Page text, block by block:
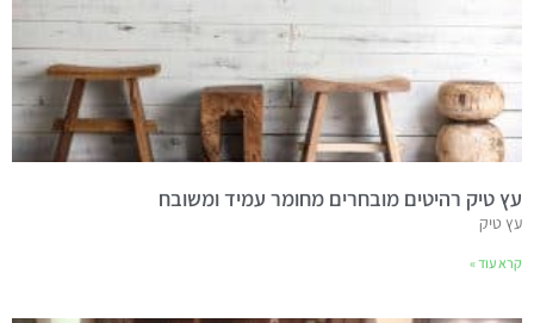
עץ טיק רהיטים מובחרים מחומר עמיד ומשובח
עץ טיק
קרא עוד »